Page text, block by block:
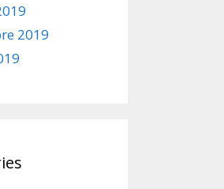
2019